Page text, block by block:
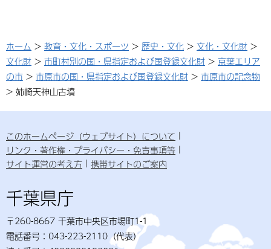
ホーム > 教育・文化・スポーツ > 歴史・文化 > 文化・文化財 >
文化財 > 市町村別の国・県指定および国登録文化財 > 京葉エリア
の市 > 市原市の国・県指定および国登録文化財 > 市原市の記念物
> 姉崎天神山古墳
このホームページ（ウェブサイト）について
リンク・著作権・プライバシー・免責事項等
サイト運営の考え方
携帯サイトのご案内
千葉県庁
〒260-8667 千葉市中央区市場町1-1
電話番号：043-223-2110（代表）